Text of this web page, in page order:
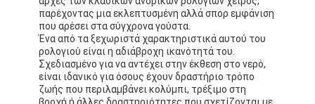
παρέχοντας μια εκλεπτυσμένη αλλά σπορ εμφάνιση
που αρέσει στα σύγχρονα γούστα.
Ένα από τα ξεχωριστά χαρακτηριστικά αυτού του
ρολογιού είναι η αδιάβροχη ικανότητά του.
Σχεδιασμένο για να αντέχει στην έκθεση στο νερό,
είναι ιδανικό για όσους έχουν δραστήριο τρόπο
ζωής που περιλαμβάνει κολύμπι, τρέξιμο στη